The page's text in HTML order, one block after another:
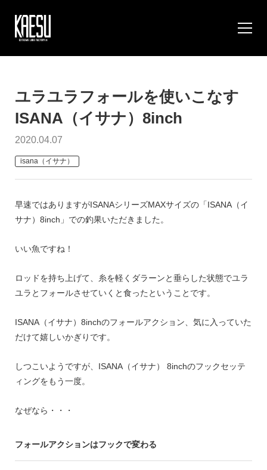
ユラユラフォールを使いこなす
ISANA（イサナ）8inch
2020.04.07
isana（イサナ）
早速ではありますがISANAシリーズMAXサイズの「ISANA （イ
サナ） 8inch」 での釣果いただきました。
いい魚ですね！
ロッドを持ち上げて、糸を軽くダラーンと垂らした状態でユラ
ユラとフォールさせていくと食ったということです。
ISANA （イサナ） 8inchのフォールアクション、気に入っていた
だけて嬉しいかぎりです。
しつこいようですが、 ISANA （イサナ） 8inchのフックセッテ
ィングをもう一度。
なぜなら・・・
フォールアクションはフックで変わる